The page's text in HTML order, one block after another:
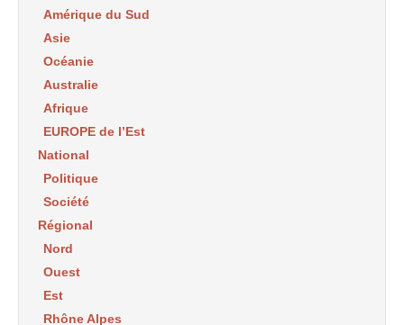
Amérique du Sud
Asie
Océanie
Australie
Afrique
EUROPE de l’Est
National
Politique
Société
Régional
Nord
Ouest
Est
Rhône Alpes